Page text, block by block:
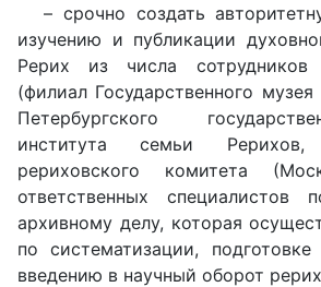
– срочно создать
изучению и публикации
Рерих из числа
(филиал Государственного
Петербургского
института семьи Рерихов,
рериховского комитета
ответственных специалистов
архивному делу, которая
по систематизации,
введению в научный оборот